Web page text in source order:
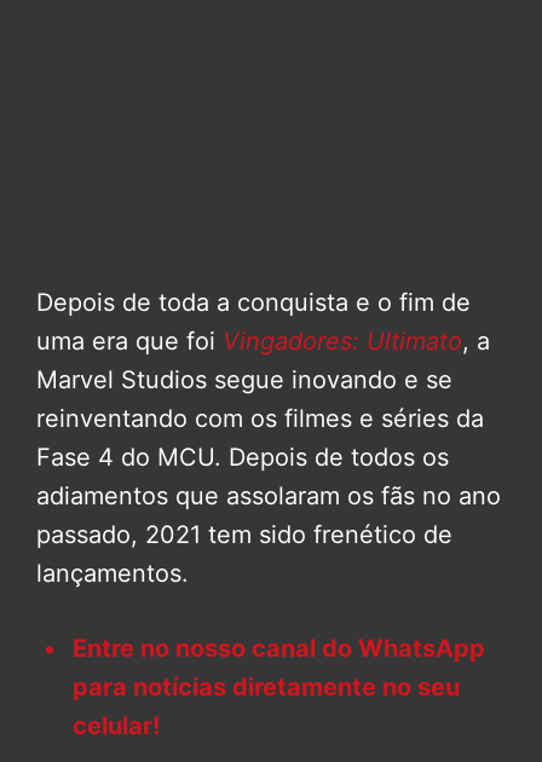
Depois de toda a conquista e o fim de
uma era que foi Vingadores: Ultimato, a
Marvel Studios segue inovando e se
reinventando com os filmes e séries da
Fase 4 do MCU. Depois de todos os
adiamentos que assolaram os fãs no ano
passado, 2021 tem sido frenético de
lançamentos.
Entre no nosso canal do WhatsApp
para notícias diretamente no seu
celular!